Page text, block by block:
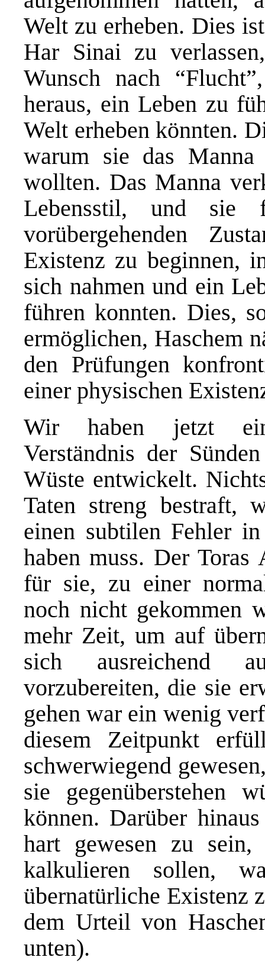
Welt zu erheben. Dies
Har Sinai zu
Wunsch nach
heraus, ein Leben zu
Welt erheben könnten.
warum sie das Manna
wollten. Das Manna
Lebensstil, und sie
vorübergehenden
Existenz zu beginnen,
sich nahmen und ein
führen konnten. Dies,
ermöglichen, Haschem
den Prüfungen
einer physischen
Wir haben jetzt ein
Verständnis der
Wüste entwickelt.
Taten streng bestraft,
einen subtilen Fehler
haben muss. Der
für sie, zu einer
noch nicht gekommen
mehr Zeit, um auf
sich ausreichend
vorzubereiten, die sie
gehen war ein wenig
diesem Zeitpunkt
schwerwiegend
sie gegenüberstehen
können. Darüber
hart gewesen zu
kalkulieren sollen,
übernatürliche Existenz
dem Urteil von
unten).